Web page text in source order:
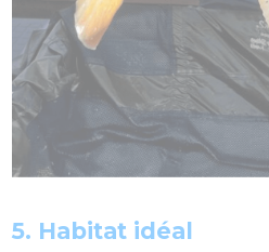
5. Habitat idéal